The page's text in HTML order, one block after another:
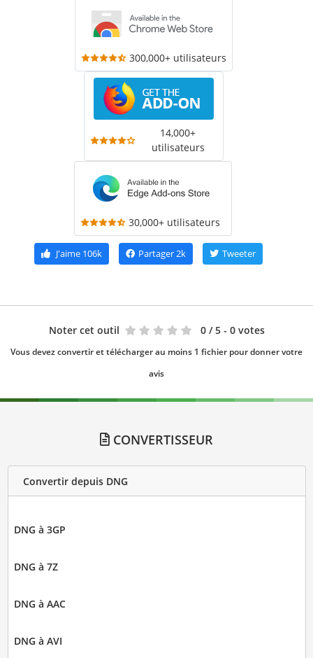
300,000+ utilisateurs
14,000+
utilisateurs
30,000+ utilisateurs
J'aime106k Partager2k Tweeter
Noter cet outil 0 / 5 - 0 votes
Vous devez convertir et télécharger au moins 1 fichier pour donner votre
avis
CONVERTISSEUR
Convertir depuis DNG
DNG à 3GP
DNG à 7Z
DNG à AAC
DNG à AVI